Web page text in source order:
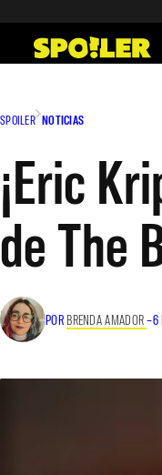
contenido
SPOILER NOTICIAS
¡Eric
de The
POR BRENDA AMADOR–6